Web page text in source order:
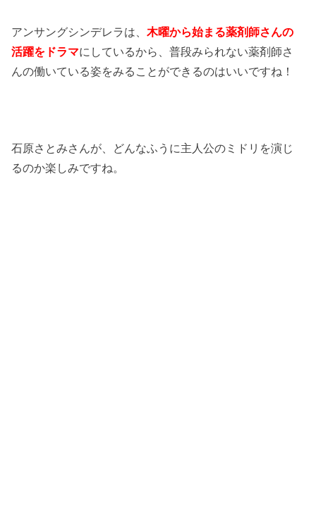
アンサングシンデレラは、木曜から始まる薬剤師さんの
活躍をドラマにしているから、普段みられない薬剤師さ
んの働いている姿をみることができるのはいいですね！
石原さとみさんが、どんなふうに主人公のミドリを演じ
るのか楽しみですね。